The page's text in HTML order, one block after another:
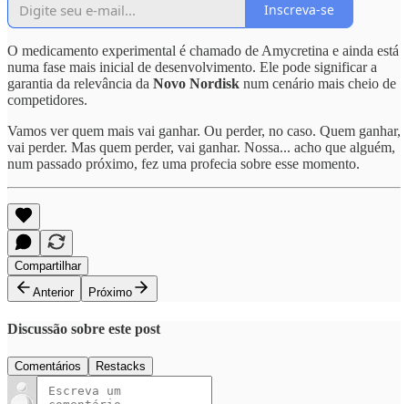
Inscreva-se
O medicamento experimental é chamado de Amycretina e ainda está
numa fase mais inicial de desenvolvimento. Ele pode significar a
garantia da relevância da Novo Nordisk num cenário mais cheio de
competidores.
Vamos ver quem mais vai ganhar. Ou perder, no caso. Quem ganhar,
vai perder. Mas quem perder, vai ganhar. Nossa... acho que alguém,
num passado próximo, fez uma profecia sobre esse momento.
Compartilhar
Anterior
Próximo
Discussão sobre este post
Comentários Restacks